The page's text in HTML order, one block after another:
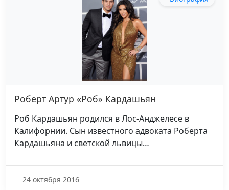
Роберт Артур «Роб» Кардашьян
Роб Кардашьян родился в Лос-Анджелесе в
Калифорнии. Сын известного адвоката Роберта
Кардашьяна и светской львицы…
24 октября 2016